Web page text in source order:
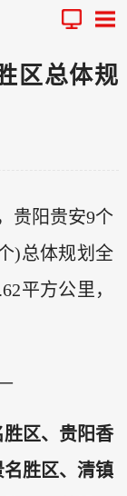
区总体规
贵阳贵安9个
)总体规划全
平方公里，
区、贵阳香
胜区、清镇